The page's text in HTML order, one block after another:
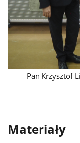
Pan Krzysztof
Materiały